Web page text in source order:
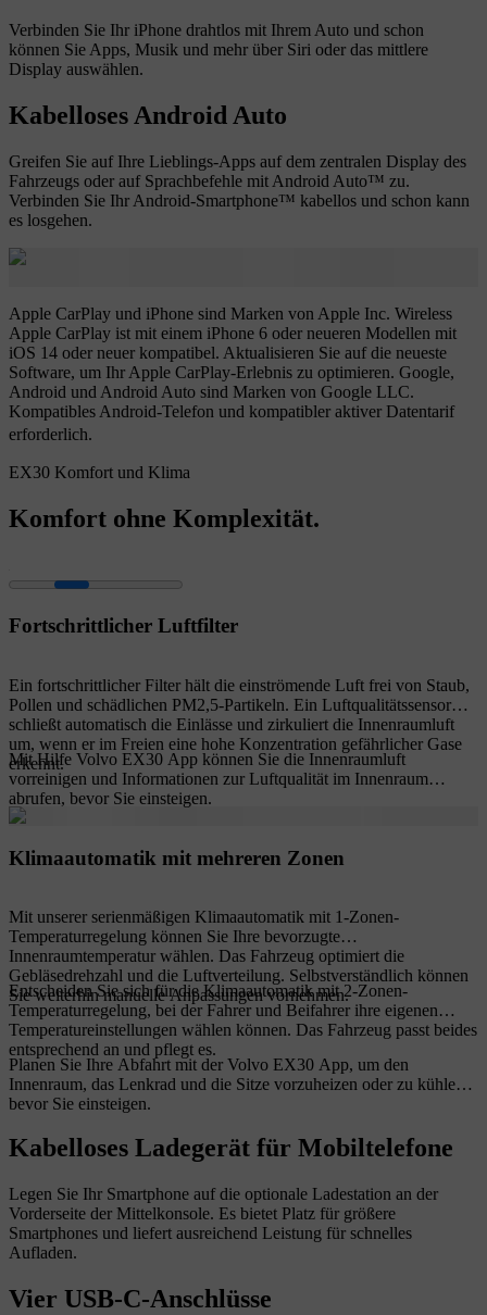
Verbinden Sie Ihr iPhone drahtlos mit Ihrem Auto und schon
können Sie Apps, Musik und mehr über Siri oder das mittlere
Display auswählen.
Kabelloses Android Auto
Greifen Sie auf Ihre Lieblings-Apps auf dem zentralen Display des
Fahrzeugs oder auf Sprachbefehle mit Android Auto™ zu.
Verbinden Sie Ihr Android-Smartphone™ kabellos und schon kann
es losgehen.
Apple CarPlay und iPhone sind Marken von Apple Inc. Wireless
Apple CarPlay ist mit einem iPhone 6 oder neueren Modellen mit
iOS 14 oder neuer kompatibel. Aktualisieren Sie auf die neueste
Software, um Ihr Apple CarPlay-Erlebnis zu optimieren. Google,
Android und Android Auto sind Marken von Google LLC.
Kompatibles Android-Telefon und kompatibler aktiver Datentarif
erforderlich.
EX30 Komfort und Klima
Komfort ohne Komplexität.
Fortschrittlicher Luftfilter
Ein fortschrittlicher Filter hält die einströmende Luft frei von Staub,
Pollen und schädlichen PM2,5-Partikeln. Ein Luftqualitätssensor
schließt automatisch die Einlässe und zirkuliert die Innenraumluft
um, wenn er im Freien eine hohe Konzentration gefährlicher Gase
erkennt.
Mit Hilfe Volvo EX30 App können Sie die Innenraumluft
vorreinigen und Informationen zur Luftqualität im Innenraum
abrufen, bevor Sie einsteigen.
Klimaautomatik mit mehreren Zonen
Mit unserer serienmäßigen Klimaautomatik mit 1-Zonen-
Temperaturregelung können Sie Ihre bevorzugte
Innenraumtemperatur wählen. Das Fahrzeug optimiert die
Gebläsedrehzahl und die Luftverteilung. Selbstverständlich können
Sie weiterhin manuelle Anpassungen vornehmen.
Entscheiden Sie sich für die Klimaautomatik mit 2-Zonen-
Temperaturregelung, bei der Fahrer und Beifahrer ihre eigenen
Temperatureinstellungen wählen können. Das Fahrzeug passt beides
entsprechend an und pflegt es.
Planen Sie Ihre Abfahrt mit der Volvo EX30 App, um den
Innenraum, das Lenkrad und die Sitze vorzuheizen oder zu kühlen,
bevor Sie einsteigen.
Kabelloses Ladegerät für Mobiltelefone
Legen Sie Ihr Smartphone auf die optionale Ladestation an der
Vorderseite der Mittelkonsole. Es bietet Platz für größere
Smartphones und liefert ausreichend Leistung für schnelles
Aufladen.
Vier USB-C-Anschlüsse